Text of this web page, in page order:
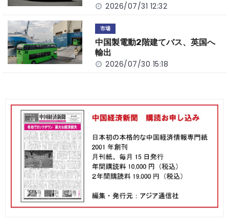
2026/07/31 12:32
市場
中国製電動2階建てバス、英国へ
輸出
2026/07/30 15:18